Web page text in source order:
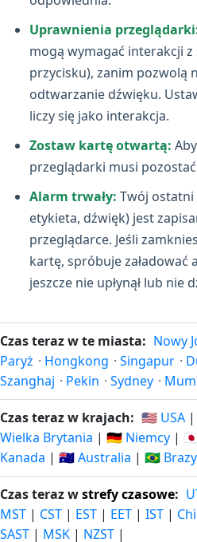
Uprawnienia
mogą wymagać interakcji
przycisku), zanim pozwolą
odtwarzanie dźwięku.
liczy się jako interakcja.
Zostaw kartę otwartą:
przeglądarki musi
Alarm trwały: Twój ostatni
etykieta, dźwięk) jest
przeglądarce. Jeśli
kartę, spróbuje załadować
jeszcze nie upłynął lub nie
Czas teraz w te miasta: Nowy
Paryż · Hongkong · Singapur ·
Szanghaj · Pekin · Sydney ·
Czas teraz w krajach: 🇺🇸 USA |
Wielka Brytania | 🇩🇪 Niemcy |
Kanada | 🇦🇺 Australia | 🇧🇷
Czas teraz wstrefy czasowe:
MST | CST | EST | EET | IST |
SAST | MSK | NZST |